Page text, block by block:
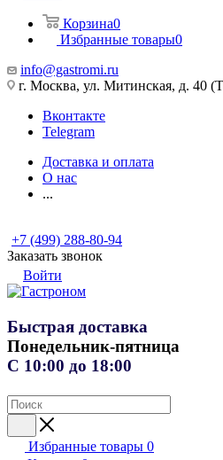
Корзина0
Избранные товары0
info@gastromi.ru
г. Москва, ул. Митинская, д. 40
Вконтакте
Telegram
Доставка и оплата
О нас
...
+7 (499) 288-80-94
Заказать звонок
Войти
Быстрая доставка
Понедельник-пятница
С 10:00 до 18:00
Избранные товары 0